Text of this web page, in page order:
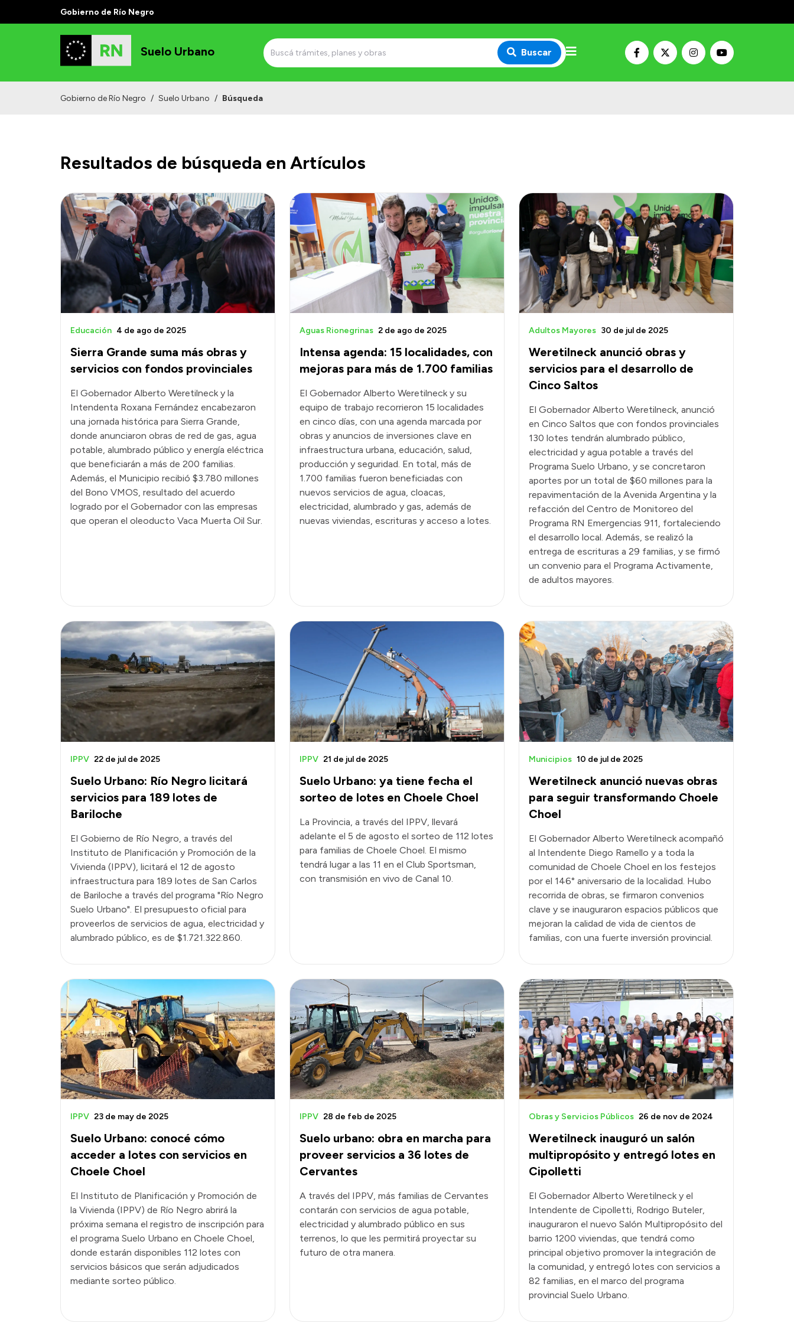
Gobierno de Río Negro
Suelo Urbano Buscar
Gobierno de Río Negro / Suelo Urbano / Búsqueda
Resultados de búsqueda en Artículos
Sierra Grande suma más obras y
servicios con fondos provinciales
Educación 4 de ago de 2025
El Gobernador Alberto Weretilneck y la
Intendenta Roxana Fernández encabezaron
una jornada histórica para Sierra Grande,
donde anunciaron obras de red de gas, agua
potable, alumbrado público y energía eléctrica
que beneficiarán a más de 200 familias.
Además, el Municipio recibió $3.780 millones
del Bono VMOS, resultado del acuerdo
logrado por el Gobernador con las empresas
que operan el oleoducto Vaca Muerta Oil Sur.
Intensa agenda: 15 localidades, con
mejoras para más de 1.700 familias
Aguas Rionegrinas 2 de ago de 2025
El Gobernador Alberto Weretilneck y su
equipo de trabajo recorrieron 15 localidades
en cinco días, con una agenda marcada por
obras y anuncios de inversiones clave en
infraestructura urbana, educación, salud,
producción y seguridad. En total, más de
1.700 familias fueron beneficiadas con
nuevos servicios de agua, cloacas,
electricidad, alumbrado y gas, además de
nuevas viviendas, escrituras y acceso a lotes.
Weretilneck anunció obras y
servicios para el desarrollo de
Cinco Saltos
Adultos Mayores 30 de jul de 2025
El Gobernador Alberto Weretilneck, anunció
en Cinco Saltos que con fondos provinciales
130 lotes tendrán alumbrado público,
electricidad y agua potable a través del
Programa Suelo Urbano, y se concretaron
aportes por un total de $60 millones para la
repavimentación de la Avenida Argentina y la
refacción del Centro de Monitoreo del
Programa RN Emergencias 911, fortaleciendo
el desarrollo local. Además, se realizó la
entrega de escrituras a 29 familias, y se firmó
un convenio para el Programa Activamente,
de adultos mayores.
Suelo Urbano: Río Negro licitará
servicios para 189 lotes de
Bariloche
IPPV 22 de jul de 2025
El Gobierno de Río Negro, a través del
Instituto de Planificación y Promoción de la
Vivienda (IPPV), licitará el 12 de agosto
infraestructura para 189 lotes de San Carlos
de Bariloche a través del programa "Río Negro
Suelo Urbano". El presupuesto oficial para
proveerlos de servicios de agua, electricidad y
alumbrado público, es de $1.721.322.860.
Suelo Urbano: ya tiene fecha el
sorteo de lotes en Choele Choel
IPPV 21 de jul de 2025
La Provincia, a través del IPPV, llevará
adelante el 5 de agosto el sorteo de 112 lotes
para familias de Choele Choel. El mismo
tendrá lugar a las 11 en el Club Sportsman,
con transmisión en vivo de Canal 10.
Weretilneck anunció nuevas obras
para seguir transformando Choele
Choel
Municipios 10 de jul de 2025
El Gobernador Alberto Weretilneck acompañó
al Intendente Diego Ramello y a toda la
comunidad de Choele Choel en los festejos
por el 146° aniversario de la localidad. Hubo
recorrida de obras, se firmaron convenios
clave y se inauguraron espacios públicos que
mejoran la calidad de vida de cientos de
familias, con una fuerte inversión provincial.
Suelo Urbano: conocé cómo
acceder a lotes con servicios en
Choele Choel
IPPV 23 de may de 2025
El Instituto de Planificación y Promoción de
la Vivienda (IPPV) de Río Negro abrirá la
próxima semana el registro de inscripción para
el programa Suelo Urbano en Choele Choel,
donde estarán disponibles 112 lotes con
servicios básicos que serán adjudicados
mediante sorteo público.
Suelo urbano: obra en marcha para
proveer servicios a 36 lotes de
Cervantes
IPPV 28 de feb de 2025
A través del IPPV, más familias de Cervantes
contarán con servicios de agua potable,
electricidad y alumbrado público en sus
terrenos, lo que les permitirá proyectar su
futuro de otra manera.
Weretilneck inauguró un salón
multipropósito y entregó lotes en
Cipolletti
Obras y Servicios Públicos 26 de nov de 2024
El Gobernador Alberto Weretilneck y el
Intendente de Cipolletti, Rodrigo Buteler,
inauguraron el nuevo Salón Multipropósito del
barrio 1200 viviendas, que tendrá como
principal objetivo promover la integración de
la comunidad, y entregó lotes con servicios a
82 familias, en el marco del programa
provincial Suelo Urbano.